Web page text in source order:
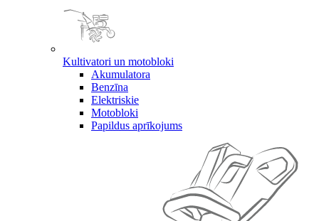
Kultivatori un motobloki
Akumulatora
Benzīna
Elektriskie
Motobloki
Papildus aprīkojums